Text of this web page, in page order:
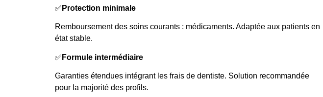
✅ Protection minimale
Remboursement des soins courants : médicaments. Adaptée aux patients en
état stable.
✅ Formule intermédiaire
Garanties étendues intégrant les frais de dentiste. Solution recommandée
pour la majorité des profils.